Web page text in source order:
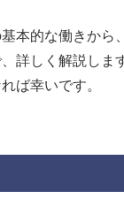
本的な働きから
詳しく解説しま
ば幸いです。